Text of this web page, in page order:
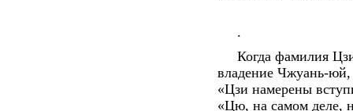
.
Когда фамилия Цзи
владение Чжуань-
«Цзи намерены
«Цю, на самом деле,